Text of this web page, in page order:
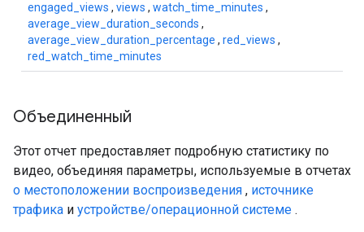
engaged_views , views , watch_time_minutes ,
average_view_duration_seconds ,
average_view_duration_percentage , red_views ,
red_watch_time_minutes
Объединенный
Этот отчет предоставляет подробную статистику по
видео, объединяя параметры, используемые в отчетах
о местоположении воспроизведения , источнике
трафика и устройстве/операционной системе .